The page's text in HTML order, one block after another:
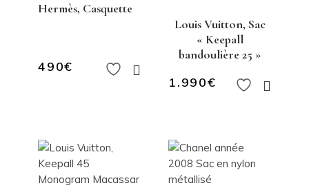
Hermès, Casquette
490€
Louis Vuitton, Sac
« Keepall
bandoulière 25 »
1.990€